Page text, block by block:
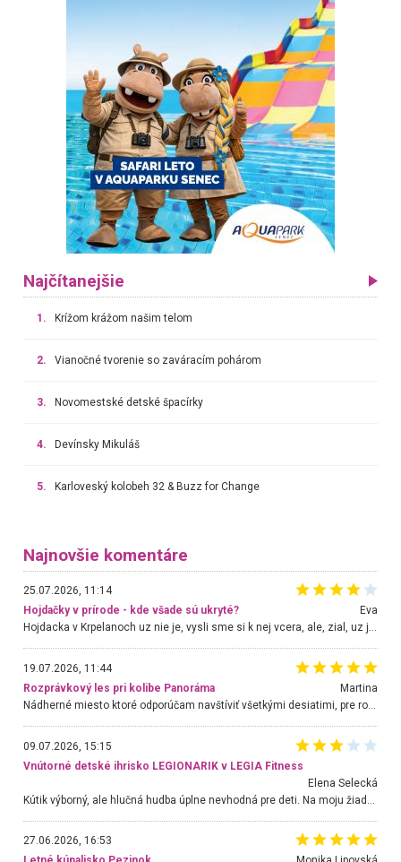
Najčítanejšie
1. Krížom krážom našim telom
2. Vianočné tvorenie so zaváracím pohárom
3. Novomestské detské špacírky
4. Devínsky Mikuláš
5. Karloveský kolobeh 32 & Buzz for Change
Najnovšie komentáre
25.07.2026, 11:14
Hojdačky v prírode - kde všade sú ukryté?
Eva
Hojdacka v Krpelanoch uz nie je, vysli sme si k nej vcera, ale, zial, uz je znicena. Ak sem planujete cestu len kvoli hojdacke, mozete si ju usetrit. Krasny vyhlad je tu vsak aj bez hojdacky :-)
19.07.2026, 11:44
Rozprávkový les pri kolibe Panoráma
Martina
Nádherné miesto ktoré odporúčam navštíviť všetkými desiatimi, pre rodiny s deťmi, dôchodcom... Proste a jednoducho ozaj rozprávkový les.. určite ešte prídeme. Odniesli sme si na pamiatku krásne tričká,
09.07.2026, 15:15
Vnútorné detské ihrisko LEGIONARIK v LEGIA Fitness
Elena Selecká
27.06.2026, 16:53